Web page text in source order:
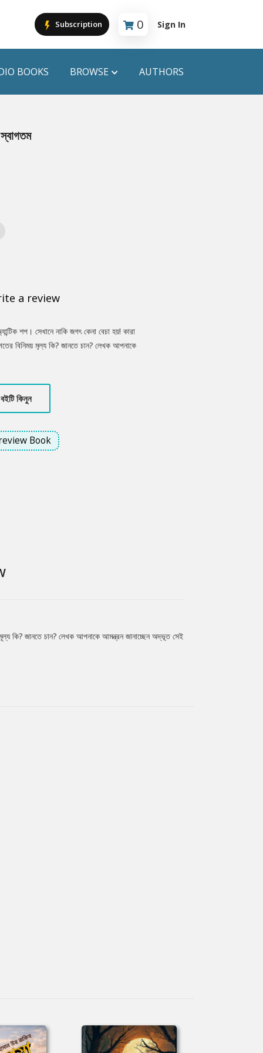
Subscription 0
Cart is empty
Sign In
BOOKS BROWSE AUTHORS
a review
শপ। সেখানে নাকি জগৎ কেনা বেচা হয়! কারা
বিনিময় মূল্য কি? জানতে চান? লেখক আপনাকে
'তারপর আমাদের ভূবনে স্বাগতম' ।
বইটি কিনুন
Book
কি? জানতে চান? লেখক আপনাকে আমন্ত্রন জানাচ্ছেন অদ্ভূত সেই